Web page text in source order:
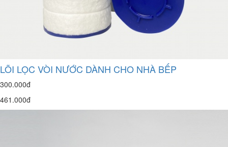
LÕI LỌC VÒI NƯỚC DÀNH CHO NHÀ BẾP
300.000đ
461.000đ